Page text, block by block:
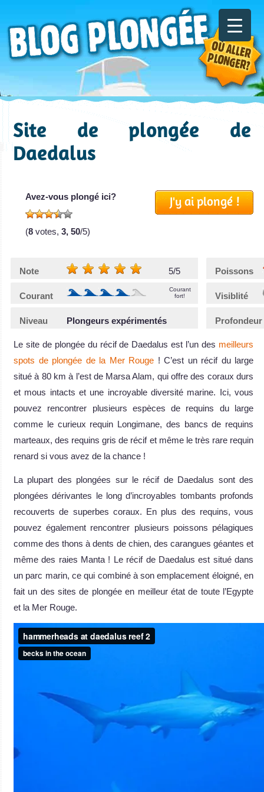
Site de plongée de
Daedalus
J'y ai plongé !
Avez-vous plongé ici?
(8 votes, 3, 50/5)
Note 5/5 Poissons
Courant
Courant
fort!
Visiblité
Niveau Plongeurs expérimentés Profondeur
Le site de plongée du récif de Daedalus est l’un des meilleurs
spots de plongée de la Mer Rouge ! C’est un récif du large
situé à 80 km à l’est de Marsa Alam, qui offre des coraux durs
et mous intacts et une incroyable diversité marine. Ici, vous
pouvez rencontrer plusieurs espèces de requins du large
comme le curieux requin Longimane, des bancs de requins
marteaux, des requins gris de récif et même le très rare requin
renard si vous avez de la chance !
La plupart des plongées sur le récif de Daedalus sont des
plongées dérivantes le long d’incroyables tombants profonds
recouverts de superbes coraux. En plus des requins, vous
pouvez également rencontrer plusieurs poissons pélagiques
comme des thons à dents de chien, des carangues géantes et
même des raies Manta ! Le récif de Daedalus est situé dans
un parc marin, ce qui combiné à son emplacement éloigné, en
fait un des sites de plongée en meilleur état de toute l’Egypte
et la Mer Rouge.